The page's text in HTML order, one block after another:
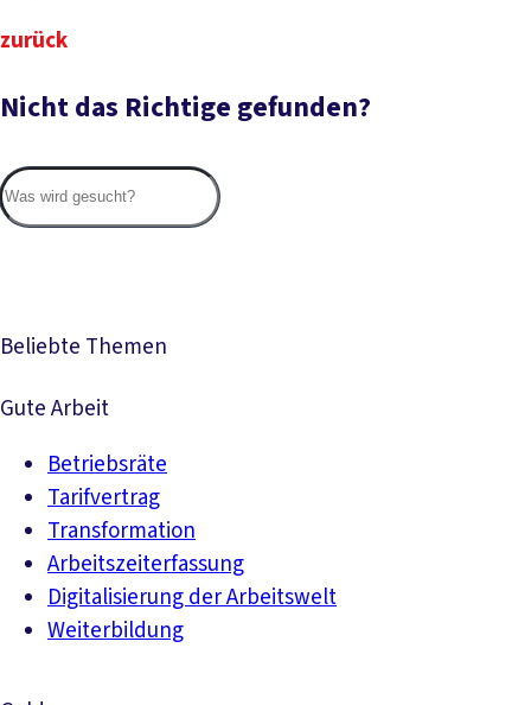
zurück
Nicht das Richtige gefunden?
Beliebte Themen
Gute Arbeit
Betriebsräte
Tarifvertrag
Transformation
Arbeitszeiterfassung
Digitalisierung der Arbeitswelt
Weiterbildung